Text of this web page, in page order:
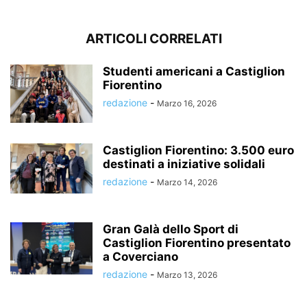
ARTICOLI CORRELATI
Studenti americani a Castiglion
Fiorentino
redazione - Marzo 16, 2026
Castiglion Fiorentino: 3.500 euro
destinati a iniziative solidali
redazione - Marzo 14, 2026
Gran Galà dello Sport di
Castiglion Fiorentino presentato
a Coverciano
redazione - Marzo 13, 2026